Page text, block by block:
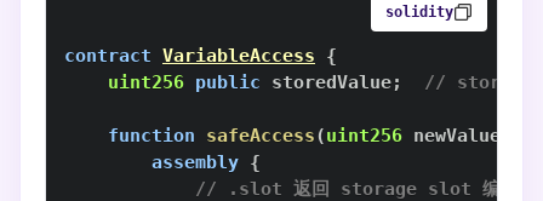
solidity
contract VariableAccess
{
uint256 public storedValue; // storage
function safeAccess(uint256 newValue
assembly {
// .slot 返回 storage slot 编号